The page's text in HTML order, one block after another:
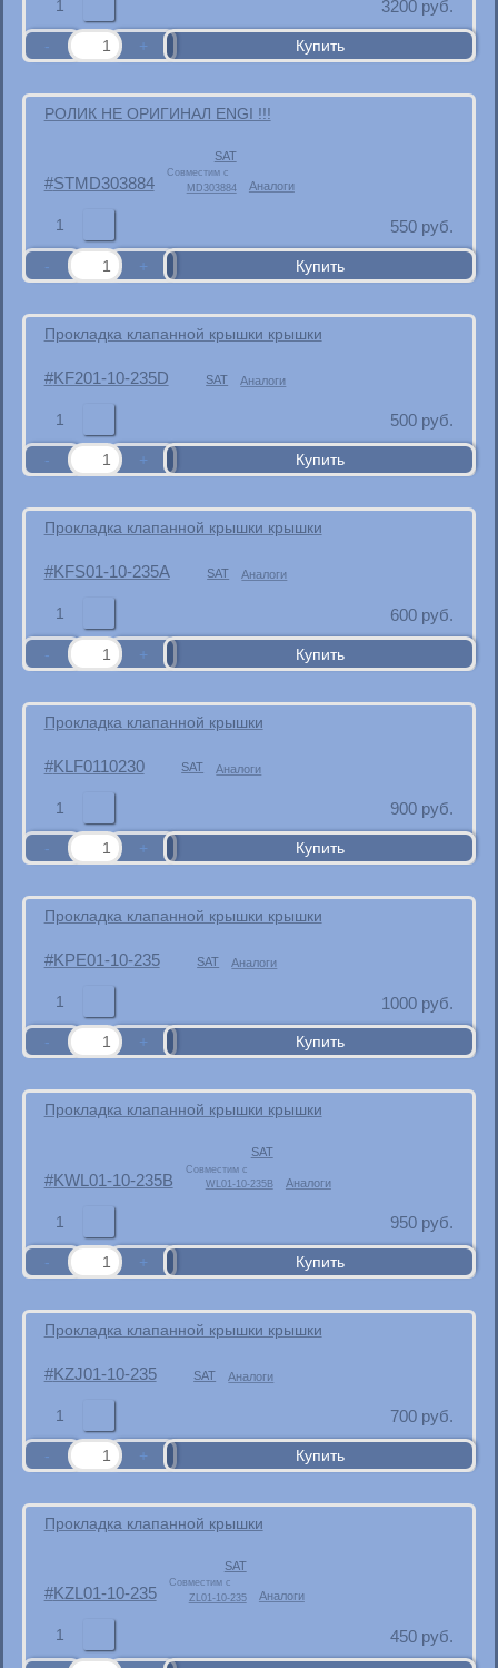
1 3200 руб.
РОЛИК НЕ ОРИГИНАЛ ENGI !!!
STMD303884
SAT
Совместим с
MD303884
Аналоги
1 550 руб.
Прокладка клапанной крышки крышки
KF201-10-235D SAT Аналоги
1 500 руб.
Прокладка клапанной крышки крышки
KFS01-10-235A SAT Аналоги
1 600 руб.
Прокладка клапанной крышки
KLF0110230 SAT Аналоги
1 900 руб.
Прокладка клапанной крышки крышки
KPE01-10-235 SAT Аналоги
1 1000 руб.
Прокладка клапанной крышки крышки
KWL01-10-235B
SAT
Совместим с
WL01-10-235B
Аналоги
1 950 руб.
Прокладка клапанной крышки крышки
KZJ01-10-235 SAT Аналоги
1 700 руб.
Прокладка клапанной крышки
KZL01-10-235
SAT
Совместим с
ZL01-10-235
Аналоги
1 450 руб.